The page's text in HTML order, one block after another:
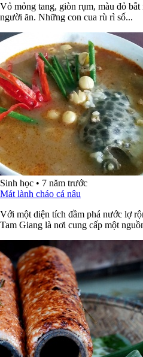
Vỏ mỏng tang, giòn rụm, màu đỏ
người ăn. Những con cua rù rì số...
Sinh học • 7 năm trước
Mát lành cháo cá nâu
Với một diện tích đầm phá nước lợ
Tam Giang là nơi cung cấp một